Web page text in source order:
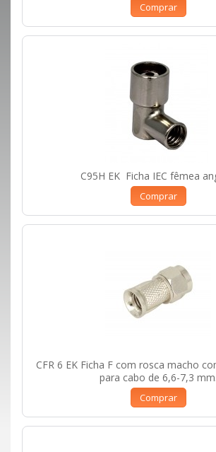
Comprar
C95H EK Ficha IEC fêmea
Comprar
CFR 6 EK Ficha F com rosca macho
para cabo de 6,6-7,3 mm.
Comprar